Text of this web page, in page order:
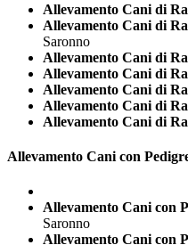
Allevamento Cani di
Allevamento Cani di
Saronno
Allevamento Cani di
Allevamento Cani di
Allevamento Cani di
Allevamento Cani di
Allevamento Cani di
Allevamento Cani con
Allevamento Cani con
Saronno
Allevamento Cani con